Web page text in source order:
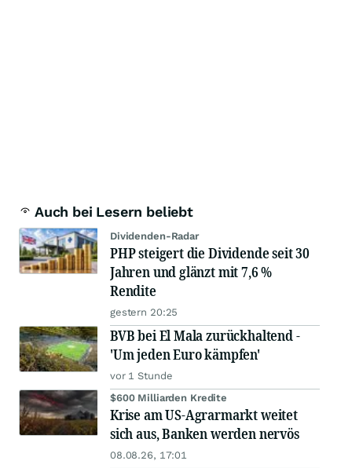
Auch bei Lesern beliebt
Dividenden-Radar
PHP steigert die Dividende seit 30
Jahren und glänzt mit 7,6 %
Rendite
gestern 20:25
BVB bei El Mala zurückhaltend -
'Um jeden Euro kämpfen'
vor 1 Stunde
$600 Milliarden Kredite
Krise am US-Agrarmarkt weitet
sich aus, Banken werden nervös
08.08.26, 17:01